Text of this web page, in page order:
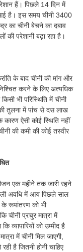
हैं। पिछले 14 दिन में
है। इस समय चीनी 3400
का चीनी बेचने का दबाव
की परेशानी बढ़ा रहा है।
के बाद चीनी की मांग और
करने के लिए अत्यधिक
भी परिस्थिति में चीनी
तुलना में पांच से दस लाख
ऐसी कोई स्थिति नहीं
की कमी की कोई तस्वीर
एक महीने तक जारी रहने
अवधि में आय पिछले साल
के रूपांतरण को भी
चीनी प्रचुर मात्रा में
व्यापारियों को उम्मीद है
में चीनी मिल जाएगी,
है जितनी होनी चाहिए